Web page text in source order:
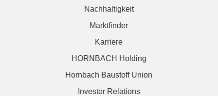
Nachhaltigkeit
Marktfinder
Karriere
HORNBACH Holding
Hornbach Baustoff Union
Investor Relations